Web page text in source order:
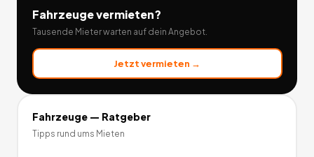
Fahrzeugevermieten?
Tausende Mieter warten auf dein Angebot.
Jetzt vermieten →
Fahrzeuge— Ratgeber
Tipps rund ums Mieten